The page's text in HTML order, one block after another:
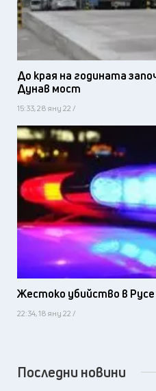
До края на годината
Дунав мост
15:33, 28 яну 22 /
Жестоко убийство в Русе
22:34, 18 яну 22 /
Последни новини